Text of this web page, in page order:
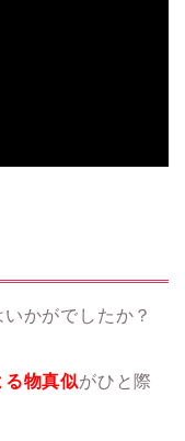
かがでしたか？
る物真似がひと際